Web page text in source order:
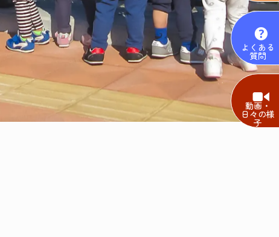
よくある
質問
動画・
日々の様
子